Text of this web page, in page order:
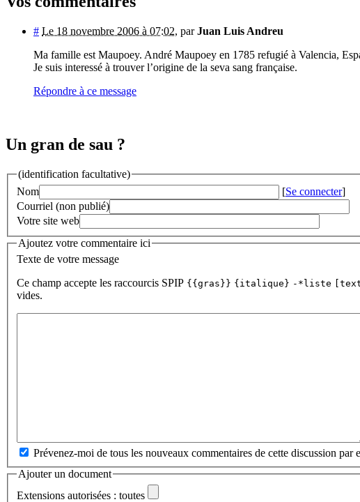
# Le 18 novembre 2006 à 07:02, parJuan Luis Andreu
Ma famille est Maupoey. André Maupoey en 1785 refugié à Valencia,
Je suis interessé à trouver l’origine de la seva sang française.
Répondre à ce message
Un gran de sau ?
(identification facultative)
Nom
[Se connecter]
Courriel (non publié)
Votre site web
Ajoutez votre commentaire ici
Texte de votre message
Ce champ accepte les raccourcis SPIP {{gras}} {italique} -*liste
vides.
Prévenez-moi de tous les nouveaux commentaires de cette discussion par
Ajouter un document
Extensions autorisées : toutes